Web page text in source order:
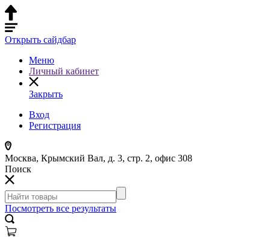
Открыть сайдбар
Меню
Личный кабинет
Закрыть
Вход
Регистрация
Москва, Крымский Вал, д. 3, стр. 2, офис 308
Поиск
Посмотреть все результаты